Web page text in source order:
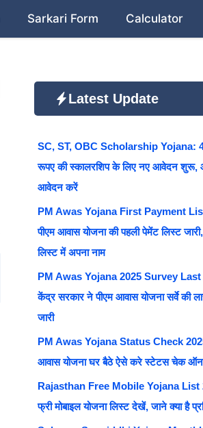
Sarkari Form Calculator
Latest Update
SC, ST, OBC Scholarship Yojana:
रूपए की स्कालरशिप के लिए नए आवेदन शुरू,
आवेदन करें
PM Awas Yojana First Payment
पीएम आवास योजना की पहली पेमेंट लिस्ट
लिस्ट में अपना नाम
PM Awas Yojana 2025 Survey Last
केंद्र सरकार ने पीएम आवास योजना सर्वे की
जारी
PM Awas Yojana Status Check
आवास योजना घर बैठे ऐसे करे स्टेटस चेक
Rajasthan Free Mobile Yojana List
फ्री मोबाइल योजना लिस्ट देखें, जाने क्या है